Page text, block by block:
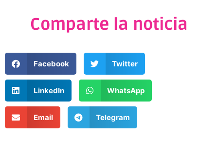
Comparte la noticia
Facebook Twitter
LinkedIn WhatsApp
Email Telegram